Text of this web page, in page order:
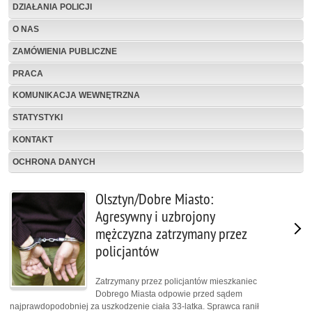
DZIAŁANIA POLICJI
O NAS
ZAMÓWIENIA PUBLICZNE
PRACA
KOMUNIKACJA WEWNĘTRZNA
STATYSTYKI
KONTAKT
OCHRONA DANYCH
Olsztyn/Dobre Miasto:
Agresywny i uzbrojony
mężczyzna zatrzymany przez
policjantów
Zatrzymany przez policjantów mieszkaniec
Dobrego Miasta odpowie przed sądem
najprawdopodobniej za uszkodzenie ciała 33-latka. Sprawca ranił